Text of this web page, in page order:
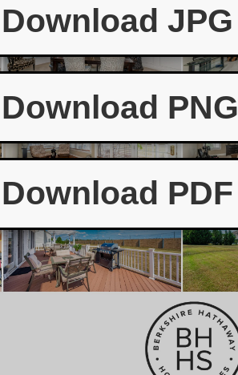
Download JPG
Download PNG
Download PDF